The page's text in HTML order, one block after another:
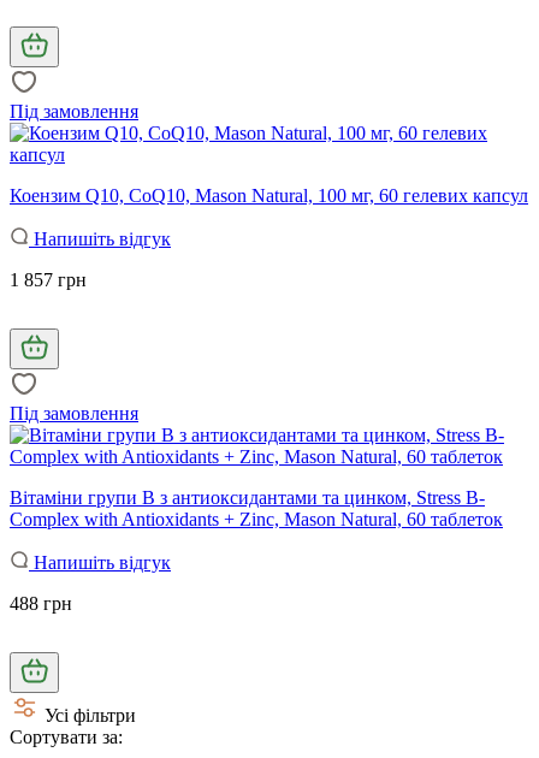
Під замовлення
Коензим Q10, CoQ10, Mason Natural, 100 мг, 60 гелевих капсул
Напишіть відгук
1 857 грн
Під замовлення
Вітаміни групи В з антиоксидантами та цинком, Stress B-
Complex with Antioxidants + Zinc, Mason Natural, 60 таблеток
Напишіть відгук
488 грн
Усі фільтри
Сортувати за: